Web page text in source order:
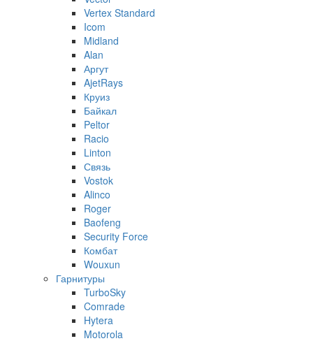
Vertex Standard
Icom
Midland
Alan
Аргут
AjetRays
Круиз
Байкал
Peltor
Racio
Linton
Связь
Vostok
Alinco
Roger
Baofeng
Security Force
Комбат
Wouxun
Гарнитуры
TurboSky
Comrade
Hytera
Motorola